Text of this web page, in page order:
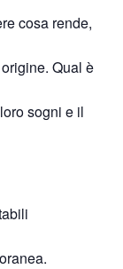
cosa rende,
Qual è
sogni e il